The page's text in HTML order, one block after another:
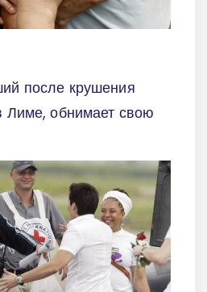
после крушения
Лиме, обнимает свою